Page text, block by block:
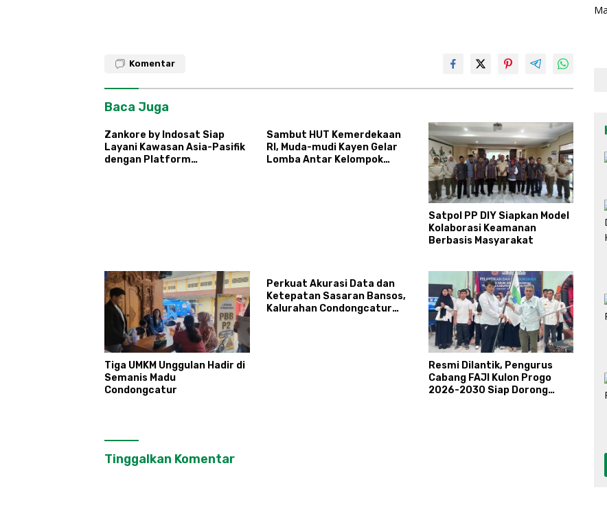
Komentar
Baca Juga
Zankore by Indosat Siap
Layani Kawasan Asia-Pasifik
dengan Platform
Sambut HUT Kemerdekaan
RI, Muda-mudi Kayen Gelar
Lomba Antar Kelompok
Satpol PP DIY Siapkan Model
Kolaborasi Keamanan
Berbasis Masyarakat
Tiga UMKM Unggulan Hadir di
Semanis Madu
Condongcatur
Perkuat Akurasi Data dan
Ketepatan Sasaran Bansos,
Kalurahan Condongcatur
Resmi Dilantik, Pengurus
Cabang FAJI Kulon Progo
2026-2030 Siap Dorong
Tinggalkan Komentar